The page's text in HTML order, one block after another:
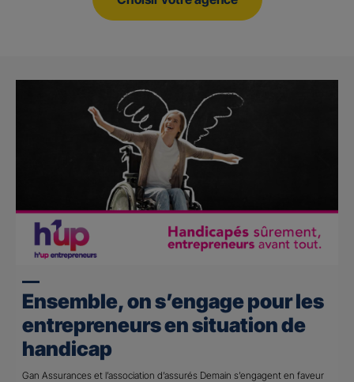
Ensemble, on s’engage pour les
entrepreneurs en situation de
handicap
Gan Assurances et l’association d’assurés Demain s’engagent en faveur